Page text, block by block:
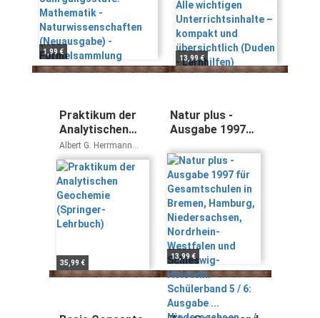
Formelsammlung
1,99 €
übersichtlich
(Duden -
Lernhilfen)
Marquardt-Langermann
13,99 €
Praktikum der
Analytischen
Geochemie
(Springer-
Lehrbuch)
Albert G. Herrmann
Hartmut Heinrichs
35,99 €
Natur plus -
Ausgabe 1997
Gesamtschulen
in Bremen,
Hamburg,
Niedersachsen,
Nordrhein-
Westfalen und
Schleswig-
Holstein:
Schülerband 5 /
6: Ausgabe ...
Niedersachsen,...
/ Schülerband 5 /
13,99 €